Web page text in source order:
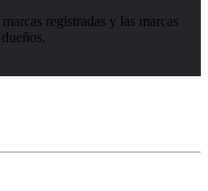
registradas y las marcas